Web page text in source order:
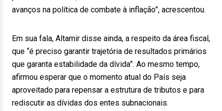
avanços na política de combate à inflação”, acrescentou.
Em sua fala, Altamir disse ainda, a respeito da área fiscal,
que “é preciso garantir trajetória de resultados primários
que garanta estabilidade da dívida”. Ao mesmo tempo,
afirmou esperar que o momento atual do País seja
aproveitado para repensar a estrutura de tributos e para
rediscutir as dívidas dos entes subnacionais.